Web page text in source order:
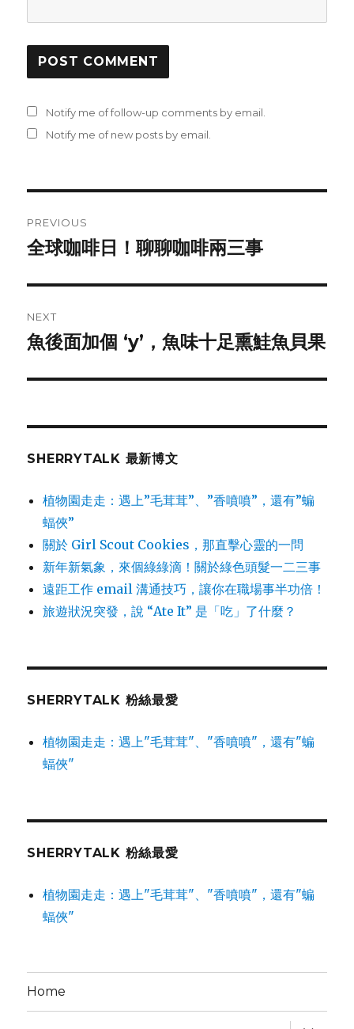
Notify me of follow-up comments by email.
Notify me of new posts by email.
navigation
PREVIOUS
Previous
全球咖啡日！聊聊咖啡兩三事
NEXT
Next
魚後面加個 ‘y’，魚味十足熏鮭魚貝果
SHERRYTALK 最新博文
植物園走走：遇上”毛茸茸”、”香噴噴”，還有”蝙
蝠俠”
關於 Girl Scout Cookies，那直擊心靈的一問
新年新氣象，來個綠綠滴！關於綠色頭髮一二三事
遠距工作 email 溝通技巧，讓你在職場事半功倍！
旅遊狀況突發，說 “Ate It” 是「吃」了什麼？
SHERRYTALK 粉絲最愛
植物園走走：遇上"毛茸茸"、"香噴噴"，還有"蝙
蝠俠"
SHERRYTALK 粉絲最愛
植物園走走：遇上"毛茸茸"、"香噴噴"，還有"蝙
蝠俠"
Home